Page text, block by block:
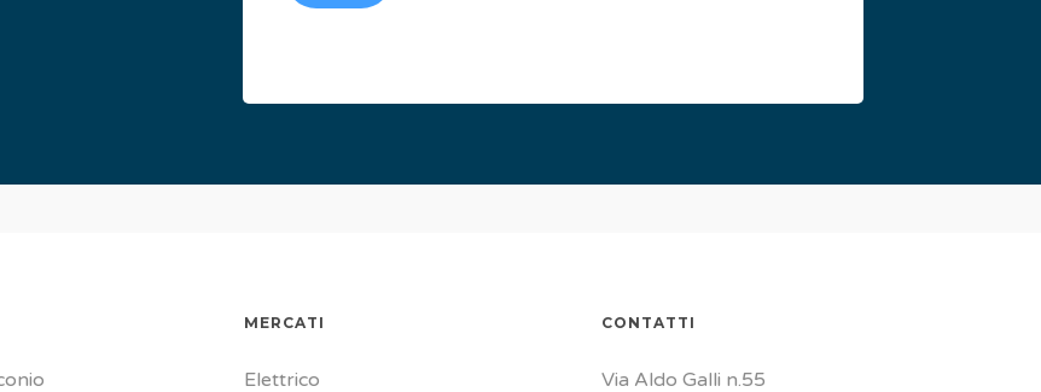
MERCATI
Elettrico
CONTATTI
Via Aldo Galli n.55